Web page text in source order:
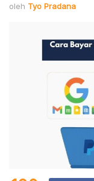
oleh Tyo Pradana